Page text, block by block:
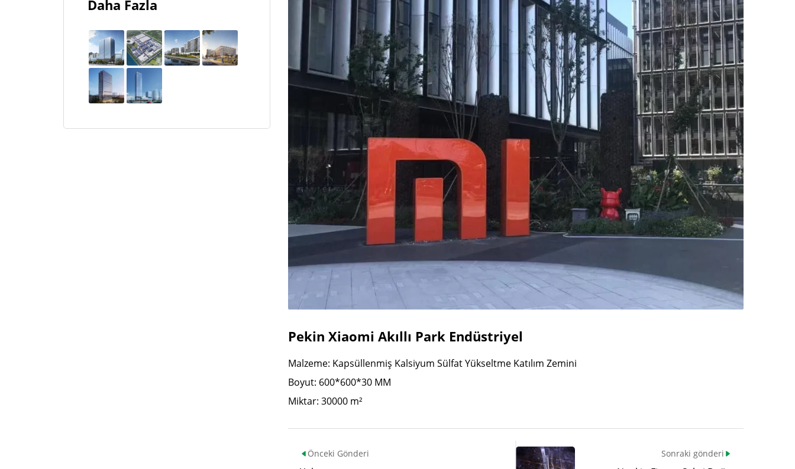
Daha Fazla
Pekin Xiaomi Akıllı Park Endüstriyel
Malzeme: Kapsüllenmiş Kalsiyum Sülfat Yükseltme Katılım Zemini
Boyut: 600*600*30 MM
Miktar: 30000 m²
 Önceki Gönderi Sonraki gönderi 